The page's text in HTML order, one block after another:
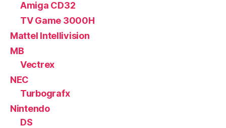
Amiga CD32
TV Game 3000H
Mattel Intellivision
MB
Vectrex
NEC
Turbografx
Nintendo
DS